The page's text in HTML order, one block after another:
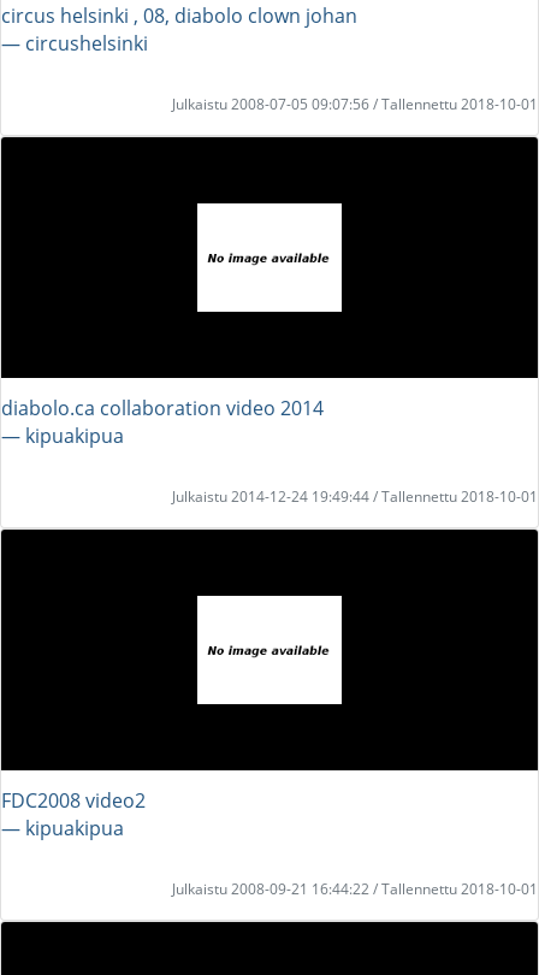
circus helsinki , 08, diabolo clown johan
― circushelsinki
Julkaistu 2008-07-05 09:07:56 / Tallennettu 2018-10-01
diabolo.ca collaboration video 2014
― kipuakipua
Julkaistu 2014-12-24 19:49:44 / Tallennettu 2018-10-01
FDC2008 video2
― kipuakipua
Julkaistu 2008-09-21 16:44:22 / Tallennettu 2018-10-01